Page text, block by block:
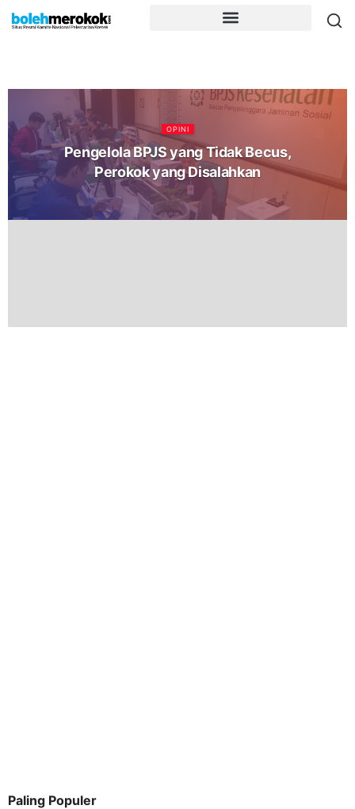
OPINI
Pengelola BPJS yang Tidak Becus,
Perokok yang Disalahkan
Paling Populer